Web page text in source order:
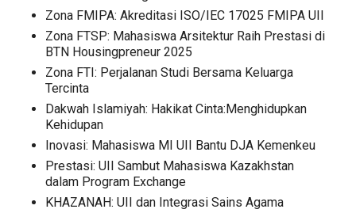
Zona FMIPA: Akreditasi ISO/IEC 17025 FMIPA UII
Zona FTSP: Mahasiswa Arsitektur Raih Prestasi di
BTN Housingpreneur 2025
Zona FTI: Perjalanan Studi Bersama Keluarga
Tercinta
Dakwah Islamiyah: Hakikat Cinta:Menghidupkan
Kehidupan
Inovasi: Mahasiswa MI UII Bantu DJA Kemenkeu
Prestasi: UII Sambut Mahasiswa Kazakhstan
dalam Program Exchange
KHAZANAH: UII dan Integrasi Sains Agama